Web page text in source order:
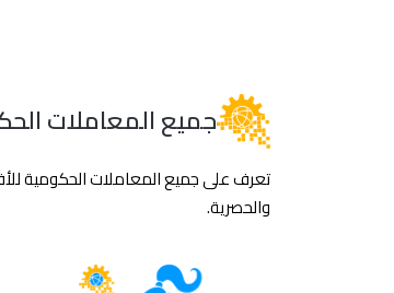
جميع المعاملات
تعرف على جميع المعاملات الحكومية
والحصرية.